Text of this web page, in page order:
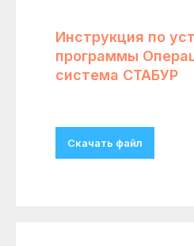
Инструкция по
программы
система СТАБУР
Скачать файл